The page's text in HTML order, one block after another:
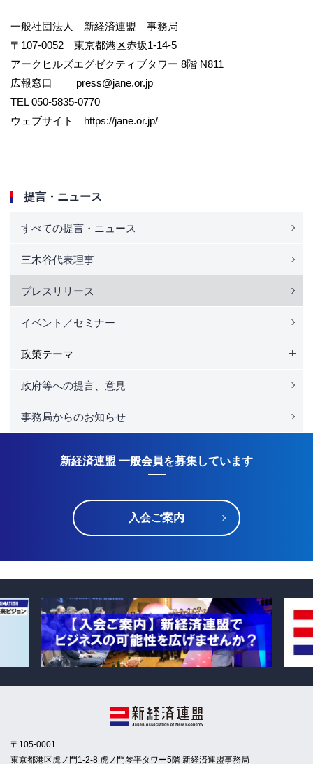
————————————————————
一般社団法人 新経済連盟 事務局
〒107-0052 東京都港区赤坂1-14-5
アークヒルズエグゼクティブタワー 8階 N811
広報窓口 press@jane.or.jp
TEL 050-5835-0770
ウェブサイト https://jane.or.jp/
提言・ニュース
すべての提言・ニュース
三木谷代表理事
プレスリリース
イベント／セミナー
政策テーマ
政府等への提言、意見
事務局からのお知らせ
新経済連盟 一般会員を募集しています
入会ご案内
〒105-0001
東京都港区虎ノ門1-2-8 虎ノ門琴平タワー5階 新経済連盟事務局